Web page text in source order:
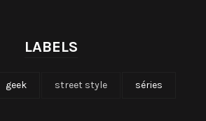
LABELS
geek street style séries